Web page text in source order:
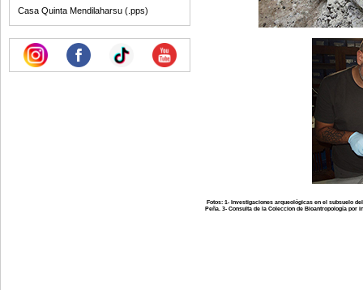
Casa Quinta Mendilaharsu (.pps)
Fotos: 1- Investigaciones arqueológicas en el subsuelo
Peña. 3- Consulta de la Coleccion de Bioantropología por